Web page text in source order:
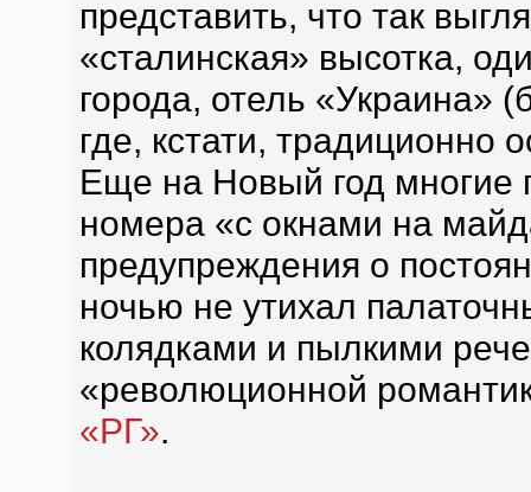
представить, что так
«сталинская» высотка,
города, отель «Украина»
где, кстати, традиционно
Еще на Новый год многие
номера «с окнами на
предупреждения о
ночью не утихал
колядками и пылкими
«революционной
«РГ».